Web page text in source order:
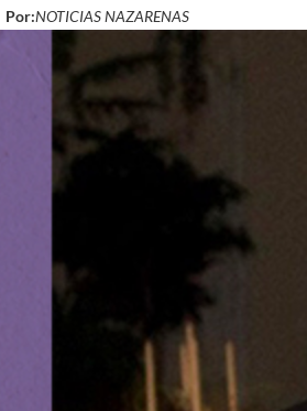
Por:NOTICIAS NAZARENAS